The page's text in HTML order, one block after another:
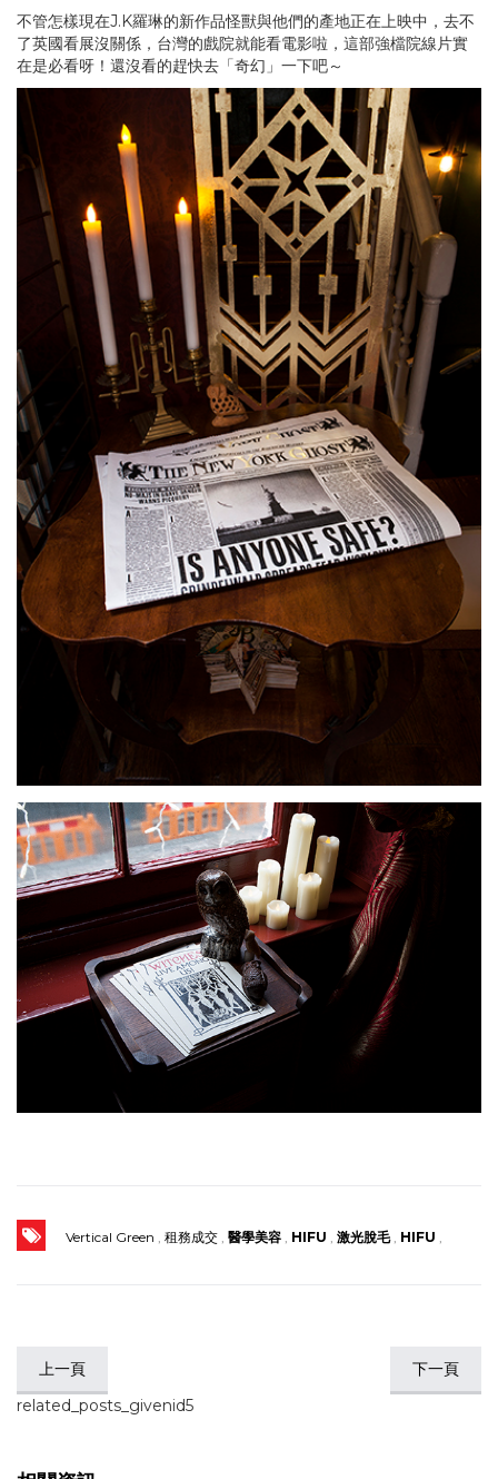
不管怎樣現在J.K羅琳的新作品怪獸與他們的產地正在上映中，去不
了英國看展沒關係，台灣的戲院就能看電影啦，這部強檔院線片實
在是必看呀！還沒看的趕快去「奇幻」一下吧～
Vertical Green 租務成交 醫學美容 HIFU 激光脫毛, HIFU
上一頁
下一頁
related_posts_givenid5